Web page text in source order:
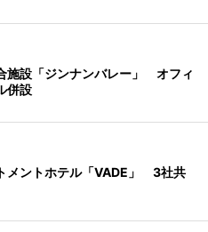
施設「ジンナンバレー」 オフィ
併設
メントホテル「VADE」 3社共